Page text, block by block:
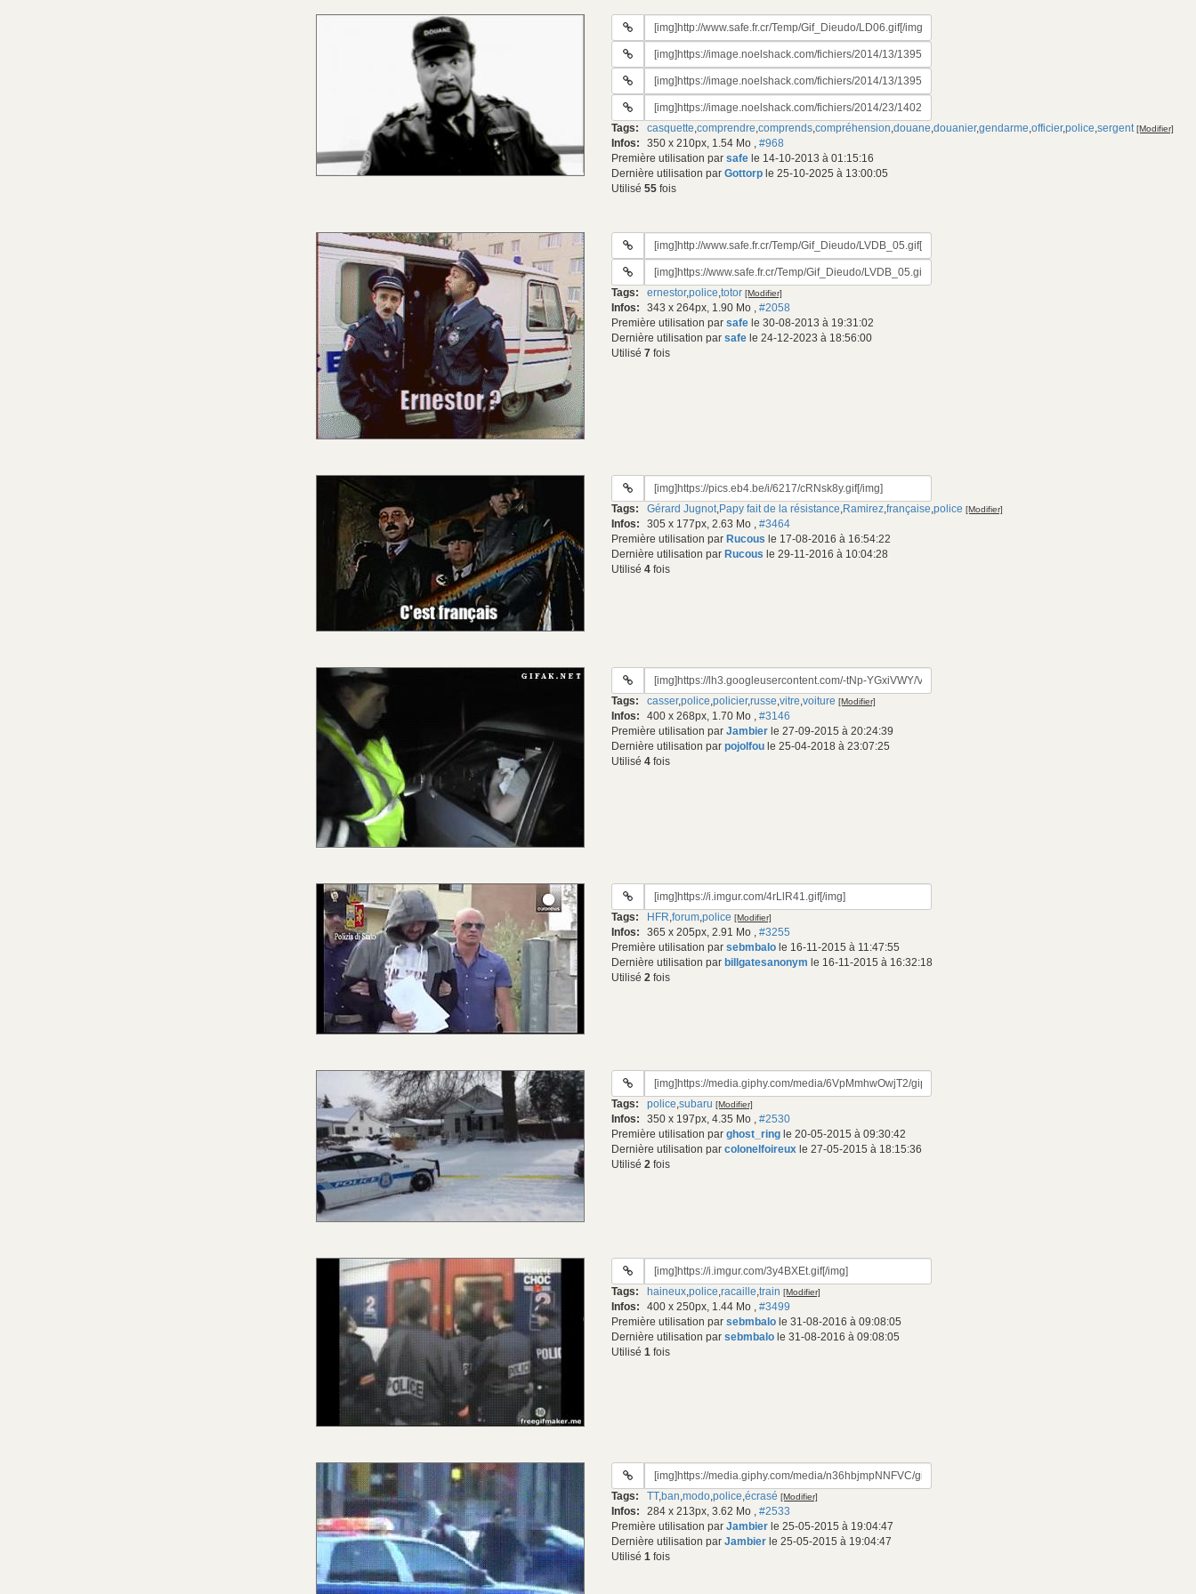
URL
gif:
URL
gif:
URL
gif:
URL
du
gif:
Tags: casquette,comprendre,comprends,compréhension,douane,douanier,gendarme,officier,police,sergent [Modifier]
Infos: 350 x 210px, 1.54 Mo , #968
Première utilisation par safe le 14-10-2013 à 01:15:16
Dernière utilisation par Gottorp le 25-10-2025 à 13:00:05
Utilisé 55 fois
URL
gif:
URL
du
gif:
Tags: ernestor,police,totor [Modifier]
Infos: 343 x 264px, 1.90 Mo , #2058
Première utilisation par safe le 30-08-2013 à 19:31:02
Dernière utilisation par safe le 24-12-2023 à 18:56:00
Utilisé 7 fois
URL
gif:
Tags: Gérard Jugnot,Papy fait de la résistance,Ramirez,française,police [Modifier]
Infos: 305 x 177px, 2.63 Mo , #3464
Première utilisation par Rucous le 17-08-2016 à 16:54:22
Dernière utilisation par Rucous le 29-11-2016 à 10:04:28
Utilisé 4 fois
URL
gif:
Tags: casser,police,policier,russe,vitre,voiture [Modifier]
Infos: 400 x 268px, 1.70 Mo , #3146
Première utilisation par Jambier le 27-09-2015 à 20:24:39
Dernière utilisation par pojolfou le 25-04-2018 à 23:07:25
Utilisé 4 fois
URL
gif:
Tags: HFR,forum,police [Modifier]
Infos: 365 x 205px, 2.91 Mo , #3255
Première utilisation par sebmbalo le 16-11-2015 à 11:47:55
Dernière utilisation par billgatesanonym le 16-11-2015 à 16:32:18
Utilisé 2 fois
URL
gif:
Tags: police,subaru [Modifier]
Infos: 350 x 197px, 4.35 Mo , #2530
Première utilisation par ghost_ring le 20-05-2015 à 09:30:42
Dernière utilisation par colonelfoireux le 27-05-2015 à 18:15:36
Utilisé 2 fois
URL
gif:
Tags: haineux,police,racaille,train [Modifier]
Infos: 400 x 250px, 1.44 Mo , #3499
Première utilisation par sebmbalo le 31-08-2016 à 09:08:05
Dernière utilisation par sebmbalo le 31-08-2016 à 09:08:05
Utilisé 1 fois
URL
gif:
Tags: TT,ban,modo,police,écrasé [Modifier]
Infos: 284 x 213px, 3.62 Mo , #2533
Première utilisation par Jambier le 25-05-2015 à 19:04:47
Dernière utilisation par Jambier le 25-05-2015 à 19:04:47
Utilisé 1 fois